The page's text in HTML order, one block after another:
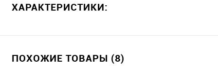
ХАРАКТЕРИСТИКИ:
ПОХОЖИЕ ТОВАРЫ (8)